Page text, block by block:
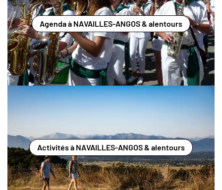
Agenda à NAVAILLES-ANGOS & alentours
Activités à NAVAILLES-ANGOS & alentours